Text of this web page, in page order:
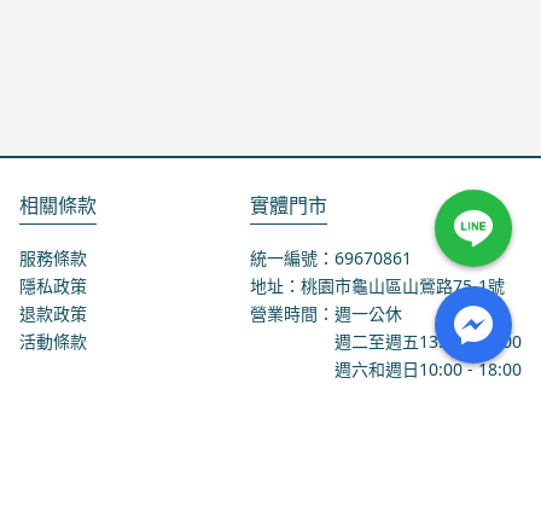
相關條款
服務條款
隱私政策
退款政策
活動條款
實體門市
統一編號：69670861
地址：桃園市龜山區山鶯路75-1號
營業時間：週一公休
週二至週五13:00 - 18:00
週六和週日10:00 - 18:00